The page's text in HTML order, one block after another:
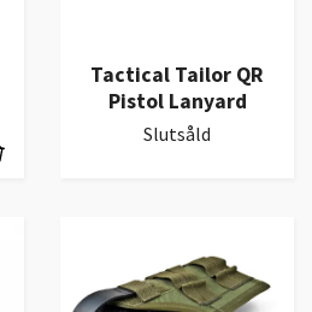
Tactical Tailor QR
Pistol Lanyard
Slutsåld